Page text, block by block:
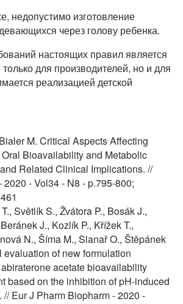
недопустимо изготовление
через голову ребенка.
настоящих правил является
для производителей, но и для
реализацией детской
M. Critical Aspects Affecting
Bioavailability and Metabolic
Related Clinical Implications. //
- Vol34 - N8 - p.795-800;
Světlík S., Žvátora P., Bosák J.,
J., Kozlík P., Křížek T.,
N., Šíma M., Slanař O., Štěpánek
evaluation of new formulation
acetate bioavailability
based on the inhibition of pH-induced
// Eur J Pharm Biopharm - 2020 -